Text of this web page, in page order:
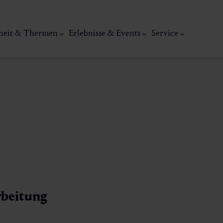
& Thermen Erlebnisse & Events Service